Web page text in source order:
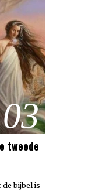
03
tweede
bijbel is